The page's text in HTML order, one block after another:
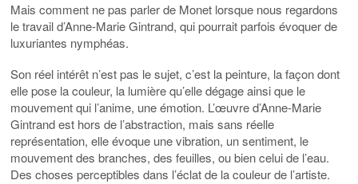
Mais comment ne pas parler de Monet lorsque nous regardons
le travail d’Anne-Marie Gintrand, qui pourrait parfois évoquer de
luxuriantes nymphéas.
Son réel intérêt n’est pas le sujet, c’est la peinture, la façon dont
elle pose la couleur, la lumière qu’elle dégage ainsi que le
mouvement qui l’anime, une émotion. L’œuvre d’Anne-Marie
Gintrand est hors de l’abstraction, mais sans réelle
représentation, elle évoque une vibration, un sentiment, le
mouvement des branches, des feuilles, ou bien celui de l’eau.
Des choses perceptibles dans l’éclat de la couleur de l’artiste.